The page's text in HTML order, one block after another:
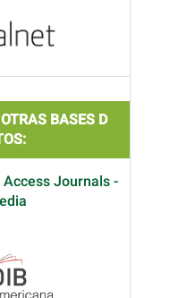
BASES D